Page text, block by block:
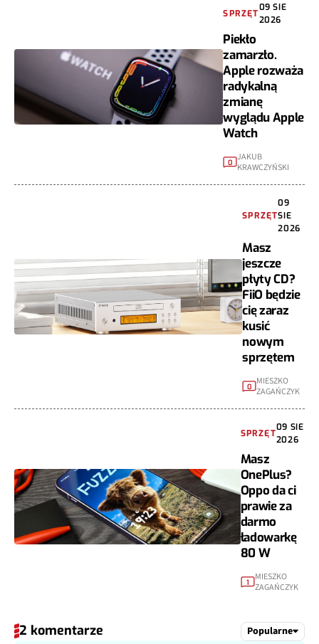
SPRZĘT
09 SIE
2026
Piekło
zamarzło.
Apple rozważa
radykalną
zmianę
wyglądu Apple
Watch
0 JAKUB
KRAWCZYŃSKI
SPRZĘT
09
SIE
2026
Masz
jeszcze
płyty CD?
FiiO będzie
cię zaraz
kusić
nowym
sprzętem
0
MIESZKO
ZAGAŃCZYK
SPRZĘT
09 SIE
2026
Masz
OnePlus?
Oppo da ci
prawie za
darmo
ładowarkę
80 W
1
MIESZKO
ZAGAŃCZYK
2 komentarze Popularne